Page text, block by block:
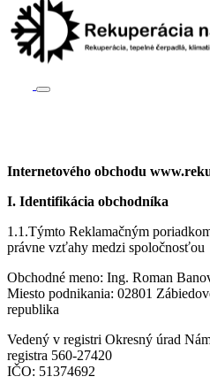
Internetového obchodu
I. Identifikácia obchodníka
1.1.Týmto Reklamačným
právne vzťahy medzi spoločnosťou
Obchodné meno: Ing. Roman
Miesto podnikania: 02801
republika
Vedený v registri Okresný úrad
registra 560-27420
IČO: 51374692